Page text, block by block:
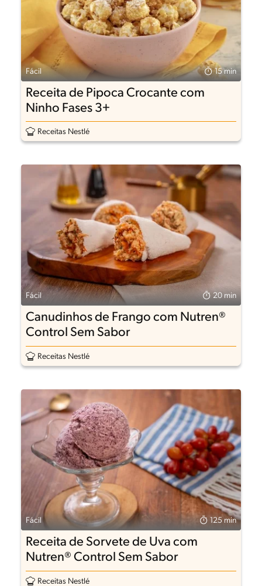
Fácil 15 min
Receita de Pipoca Crocante com
Ninho Fases 3+
Receitas Nestlé
Fácil 20 min
Canudinhos de Frango com Nutren®
Control Sem Sabor
Receitas Nestlé
Fácil 125 min
Receita de Sorvete de Uva com
Nutren® Control Sem Sabor
Receitas Nestlé